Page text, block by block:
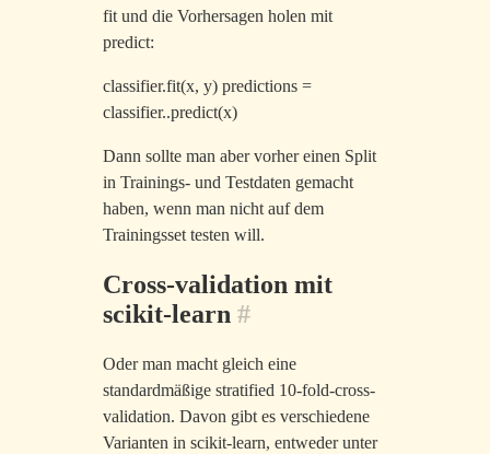
fit und die Vorhersagen holen mit
predict:
classifier.fit(x, y) predictions =
classifier..predict(x)
Dann sollte man aber vorher einen Split
in Trainings- und Testdaten gemacht
haben, wenn man nicht auf dem
Trainingsset testen will.
Cross-validation mit
scikit-learn #
Oder man macht gleich eine
standardmäßige stratified 10-fold-cross-
validation. Davon gibt es verschiedene
Varianten in scikit-learn, entweder unter